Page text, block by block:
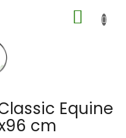
KOŠÍK
Equine
cm